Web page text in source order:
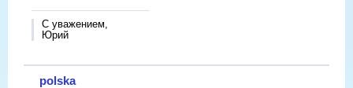
С уважением,
Юрий
polska